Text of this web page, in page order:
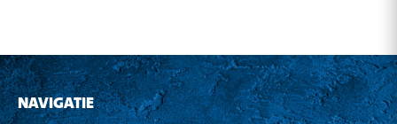
NAVIGATIE